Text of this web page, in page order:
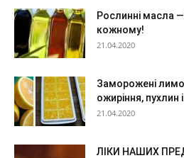
Рослинні масла
кожному!
21.04.2020
Заморожені
ожиріння, пухлин
21.04.2020
ЛІКИ НАШИХ